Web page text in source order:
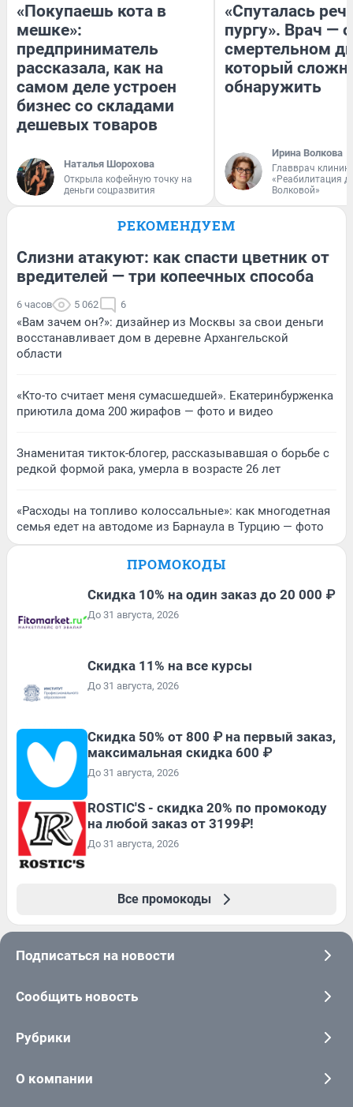
«Покупаешь кота в
мешке»:
предприниматель
рассказала, как на
самом деле устроен
бизнес со складами
дешевых товаров
Наталья Шорохова
Открыла кофейную точку на
деньги соцразвития
«Спуталась
пургу». Врач — о
смертельном
который
обнаружить
Ирина Волкова
Главврач
«Реабилитация
Волковой»
РЕКОМЕНДУЕМ
Слизни атакуют: как спасти цветник от
вредителей — три копеечных способа
6 часов 5 062 6
«Вам зачем он?»: дизайнер из Москвы за свои деньги
восстанавливает дом в деревне Архангельской
области
«Кто-то считает меня сумасшедшей». Екатеринбурженка
приютила дома 200 жирафов — фото и видео
Знаменитая тикток-блогер, рассказывавшая о борьбе с
редкой формой рака, умерла в возрасте 26 лет
«Расходы на топливо колоссальные»: как многодетная
семья едет на автодоме из Барнаула в Турцию — фото
ПРОМОКОДЫ
Скидка 10% на один заказ до 20 000 ₽
До 31 августа, 2026
Скидка 11% на все курсы
До 31 августа, 2026
Скидка 50% от 800 ₽ на первый заказ,
максимальная скидка 600 ₽
До 31 августа, 2026
ROSTIC'S - скидка 20% по промокоду
на любой заказ от 3199₽!
До 31 августа, 2026
Все промокоды
Подписаться на новости
Сообщить новость
Рубрики
О компании